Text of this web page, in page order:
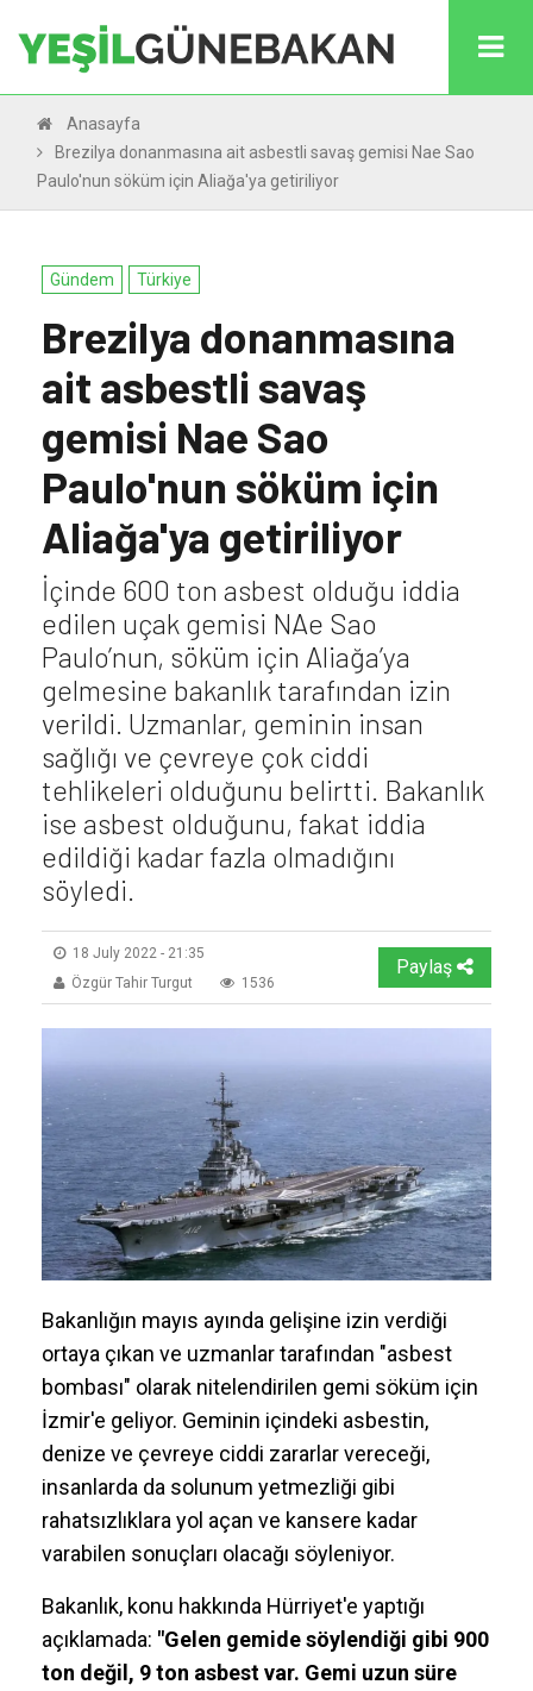
Anasayfa
Brezilya donanmasına ait asbestli savaş gemisi Nae Sao
Paulo'nun söküm için Aliağa'ya getiriliyor
Gündem Türkiye
Brezilya donanmasına
ait asbestli savaş
gemisi Nae Sao
Paulo'nun söküm için
Aliağa'ya getiriliyor
İçinde 600 ton asbest olduğu iddia
edilen uçak gemisi NAe Sao
Paulo’nun, söküm için Aliağa’ya
gelmesine bakanlık tarafından izin
verildi. Uzmanlar, geminin insan
sağlığı ve çevreye çok ciddi
tehlikeleri olduğunu belirtti. Bakanlık
ise asbest olduğunu, fakat iddia
edildiği kadar fazla olmadığını
söyledi.
18 July 2022 - 21:35
Özgür Tahir Turgut
1536
Paylaş
Bakanlığın mayıs ayında gelişine izin verdiği
ortaya çıkan ve uzmanlar tarafından "asbest
bombası" olarak nitelendirilen gemi söküm için
İzmir'e geliyor. Geminin içindeki asbestin,
denize ve çevreye ciddi zararlar vereceği,
insanlarda da solunum yetmezliği gibi
rahatsızlıklara yol açan ve kansere kadar
varabilen sonuçları olacağı söyleniyor.
Bakanlık, konu hakkında Hürriyet'e yaptığı
açıklamada: "Gelen gemide söylendiği gibi 900
ton değil, 9 ton asbest var. Gemi uzun süre